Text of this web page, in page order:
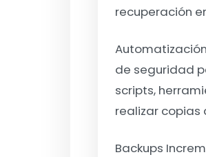
recuperación
de seguridad
scripts,
realizar
Backups